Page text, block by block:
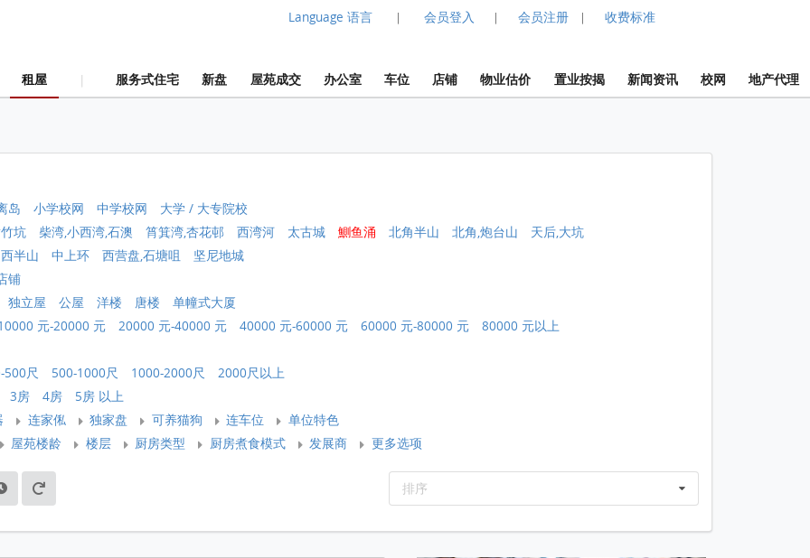
Language 语言 | 会员登入 | 会员注册 | 收费标准
租屋 | 服务式住宅 新盘 屋苑成交 办公室 车位 店铺 物业估价 置业按揭 新闻资讯 校网 地产代理
岛 小学校网 中学校网
大学 / 大专院校
坑
柴湾,小西湾,石澳 筲箕湾,杏花邨 西湾河 太古城 鰂鱼涌 北角半山 北角,炮台山
天后,大坑
半山
中上环 西营盘,石塘咀
坚尼地城
铺
独立屋
公屋 洋楼 唐楼
单幢式大厦
元-20000 元
20000 元-40000 元 40000 元-60000 元 60000 元-80000 元 80000 元以上
500尺 500-1000尺 1000-2000尺
2000尺以上
3房
4房
5房 以上
连家俬 独家盘 可养猫狗 连车位
单位特色
屋苑楼龄
楼层 厨房类型 厨房煮食模式 发展商 更多选项
排序